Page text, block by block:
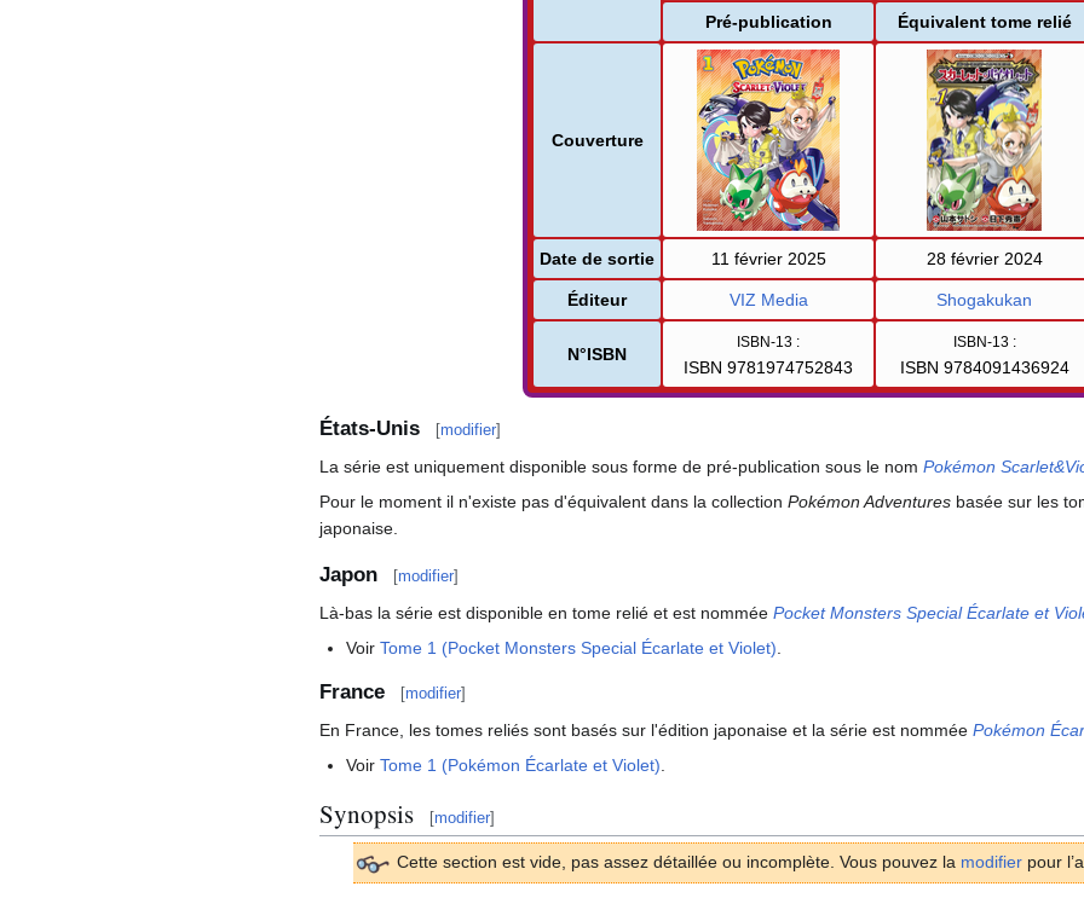
Pré-publication Équivalent tome relié
Couverture
Date de sortie 11 février 2025 28 février 2024
Éditeur VIZ Media Shogakukan
N°ISBN
ISBN-13 :
ISBN 9781974752843
ISBN-13 :
ISBN 9784091436924
États-Unis [modifier]
La série est uniquement disponible sous forme de pré-publication sous le nom Pokémon
Pour le moment il n'existe pas d'équivalent dans la collection Pokémon Adventures basée sur les
japonaise.
Japon [modifier]
Là-bas la série est disponible en tome relié et est nommée Pocket Monsters Special Écarlate et
VoirTome 1 (Pocket Monsters Special Écarlate et Violet)
France [modifier]
En France, les tomes reliés sont basés sur l'édition japonaise et la série est nommée Pokémon
VoirTome 1 (Pokémon Écarlate et Violet)
Synopsis [modifier]
Cette section est vide, pas assez détaillée ou incomplète. Vous pouvez la modifier pour